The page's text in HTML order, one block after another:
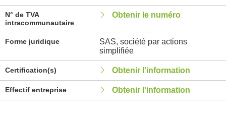
N° de TVA
intracommunautaire
Obtenir le numéro
Forme juridique
SAS, société par actions
simplifiée
Certification(s) Obtenir l'information
Effectif entreprise Obtenir l'information